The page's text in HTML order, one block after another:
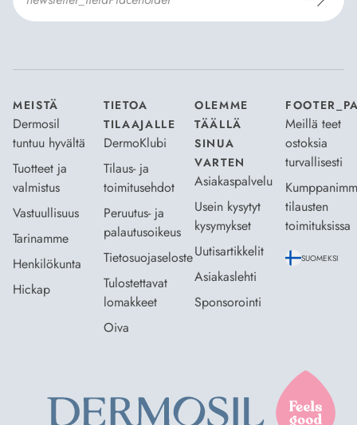
MEISTÄ
Dermosil
tuntuu hyvältä
Tuotteet ja
valmistus
Vastuullisuus
Tarinamme
Henkilökunta
Hickap
TIETOA
TILAAJALLE
DermoKlubi
Tilaus- ja
toimitusehdot
Peruutus- ja
palautusoikeus
Tietosuojaseloste
Tulostettavat
lomakkeet
Oiva
OLEMME
TÄÄLLÄ
SINUA
VARTEN
Asiakaspalvelu
Usein kysytyt
kysymykset
Uutisartikkelit
Asiakaslehti
Sponsorointi
Meillä teet
ostoksia
turvallisesti
tilausten
toimituksissa
SUOMEKSI